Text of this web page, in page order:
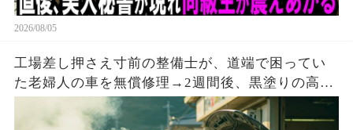
2026/08/05
工場差し押さえ寸前の整備士が、道端で困ってい
た老婦人の車を無償修理→2週間後、黒塗りの高級